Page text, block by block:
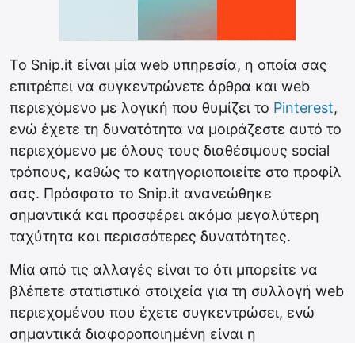
Το Snip.it είναι μία web υπηρεσία, η οποία σας
επιτρέπει να συγκεντρώνετε άρθρα και web
περιεχόμενο με λογική που θυμίζει το Pinterest,
ενώ έχετε τη δυνατότητα να μοιράζεστε αυτό το
περιεχόμενο με όλους τους διαθέσιμους social
τρόπους, καθώς το κατηγοριοποιείτε στο προφίλ
σας. Πρόσφατα το Snip.it ανανεώθηκε
σημαντικά και προσφέρει ακόμα μεγαλύτερη
ταχύτητα και περισσότερες δυνατότητες.
Μία από τις αλλαγές είναι το ότι μπορείτε να
βλέπετε στατιστικά στοιχεία για τη συλλογή web
περιεχομένου που έχετε συγκεντρώσει, ενώ
σημαντικά διαφοροποιημένη είναι η